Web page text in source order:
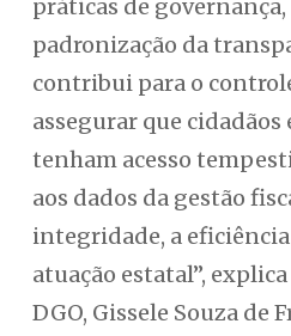
práticas de
padronização da
contribui para o
assegurar que
tenham acesso
aos dados da gestão
integridade, a
atuação estatal”,
DGO, Gissele Souza de